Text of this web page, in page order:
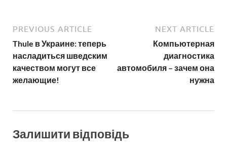
PREVIOUS ARTICLE
Thule в Украине: теперь
насладиться шведским
качеством могут все
желающие!
NEXT ARTICLE
Компьютерная
диагностика
автомобиля – зачем она
нужна
Залишити відповідь